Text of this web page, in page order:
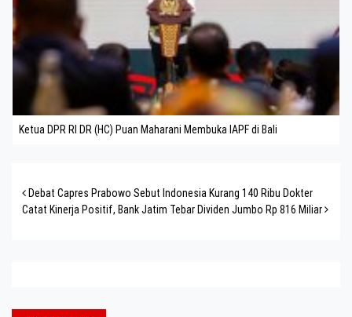
Ketua DPR RI DR (HC) Puan Maharani Membuka IAPF di Bali
Post navigation
Debat Capres Prabowo Sebut Indonesia Kurang 140 Ribu Dokter
Catat Kinerja Positif, Bank Jatim Tebar Dividen Jumbo Rp 816 Miliar